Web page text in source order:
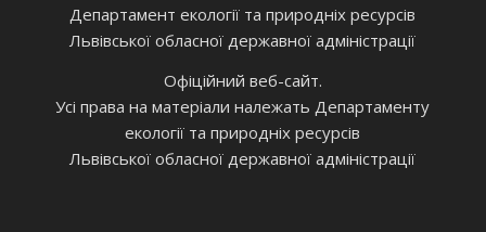
Департамент екології та природніх ресурсів
Львівської обласної державної адміністрації
Офіційний веб-сайт.
Усі права на матеріали належать Департаменту
екології та природніх ресурсів
Львівської обласної державної адміністрації